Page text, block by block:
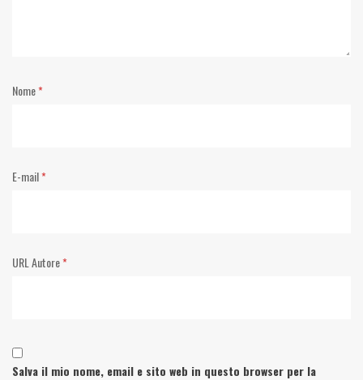
Nome*
E-mail*
URL Autore*
Salva il mio nome, email e sito web in questo browser per la